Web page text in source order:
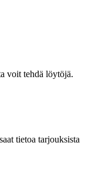
voit tehdä löytöjä.
tietoa tarjouksista